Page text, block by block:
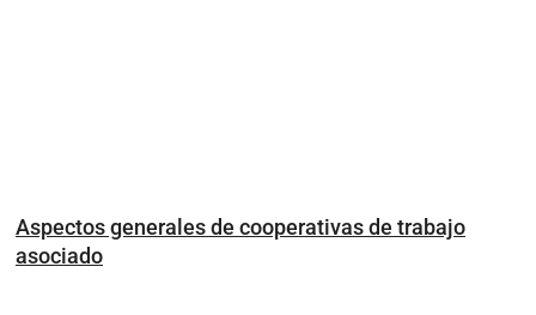
Aspectos generales de cooperativas de trabajo
asociado